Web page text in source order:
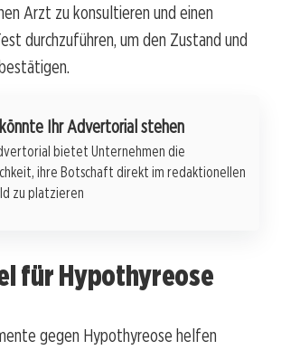
Arzt zu konsultieren und einen
durchzuführen, um den Zustand und
Ihr Advertorial stehen
bietet Unternehmen die
ihre Botschaft direkt im redaktionellen
zu platzieren
für Hypothyreose
gegen Hypothyreose helfen